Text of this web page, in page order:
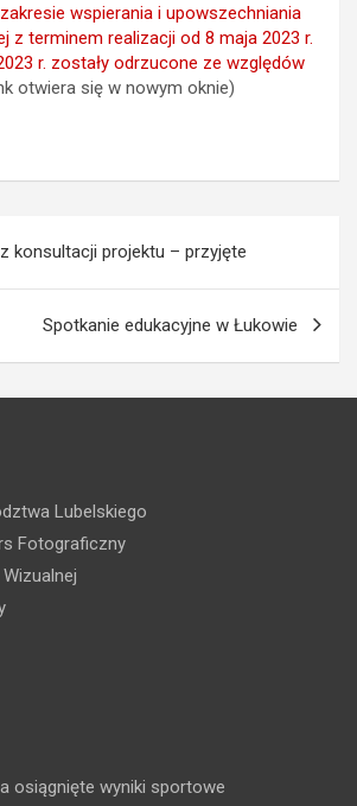
wspierania i upowszechniania
z terminem realizacji od 8 maja 2023 r.
r. zostały odrzucone ze względów
otwiera się w nowym oknie)
konsultacji projektu – przyjęte
Spotkanie edukacyjne w Łukowie
Lubelskiego
Fotograficzny
osiągnięte wyniki sportowe